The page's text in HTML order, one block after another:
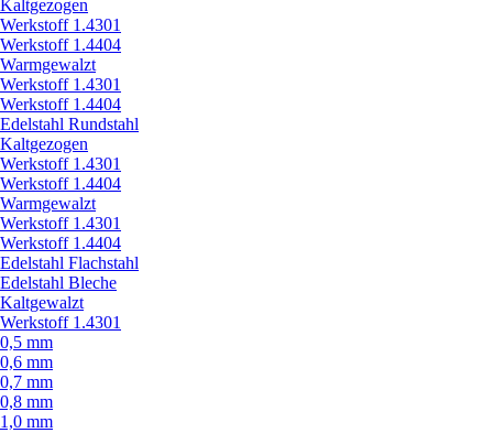
Kaltgezogen
Werkstoff 1.4301
Werkstoff 1.4404
Warmgewalzt
Werkstoff 1.4301
Werkstoff 1.4404
Edelstahl Rundstahl
Kaltgezogen
Werkstoff 1.4301
Werkstoff 1.4404
Warmgewalzt
Werkstoff 1.4301
Werkstoff 1.4404
Edelstahl Flachstahl
Edelstahl Bleche
Kaltgewalzt
Werkstoff 1.4301
0,5 mm
0,6 mm
0,7 mm
0,8 mm
1,0 mm